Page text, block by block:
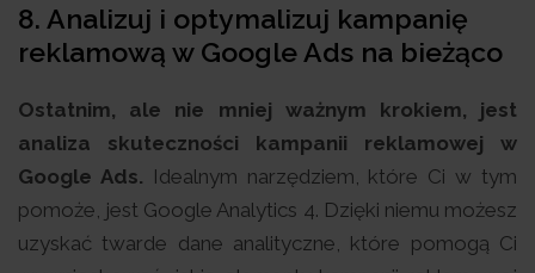
8. Analizuj i optymalizuj kampanię
reklamową w Google Ads na bieżąco
Ostatnim, ale nie mniej ważnym krokiem, jest
analiza skuteczności kampanii reklamowej w
Google Ads. Idealnym narzędziem, które Ci w tym
pomoże, jest Google Analytics 4. Dzięki niemu możesz
uzyskać twarde dane analityczne, które pomogą Ci